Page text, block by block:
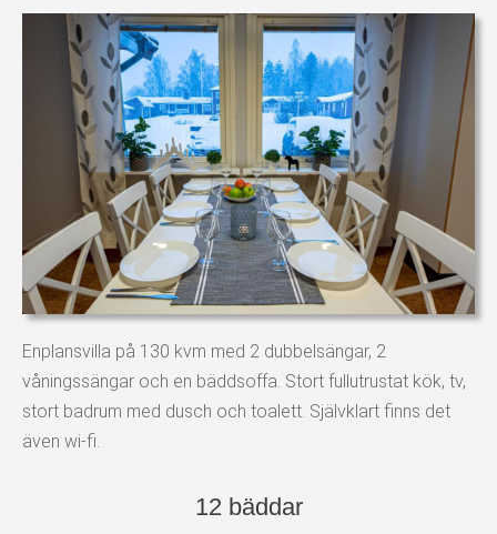
Enplansvilla på 130 kvm med 2 dubbelsängar, 2
våningssängar och en bäddsoffa. Stort fullutrustat kök, tv,
stort badrum med dusch och toalett. Självklart finns det
även wi-fi.
12 bäddar